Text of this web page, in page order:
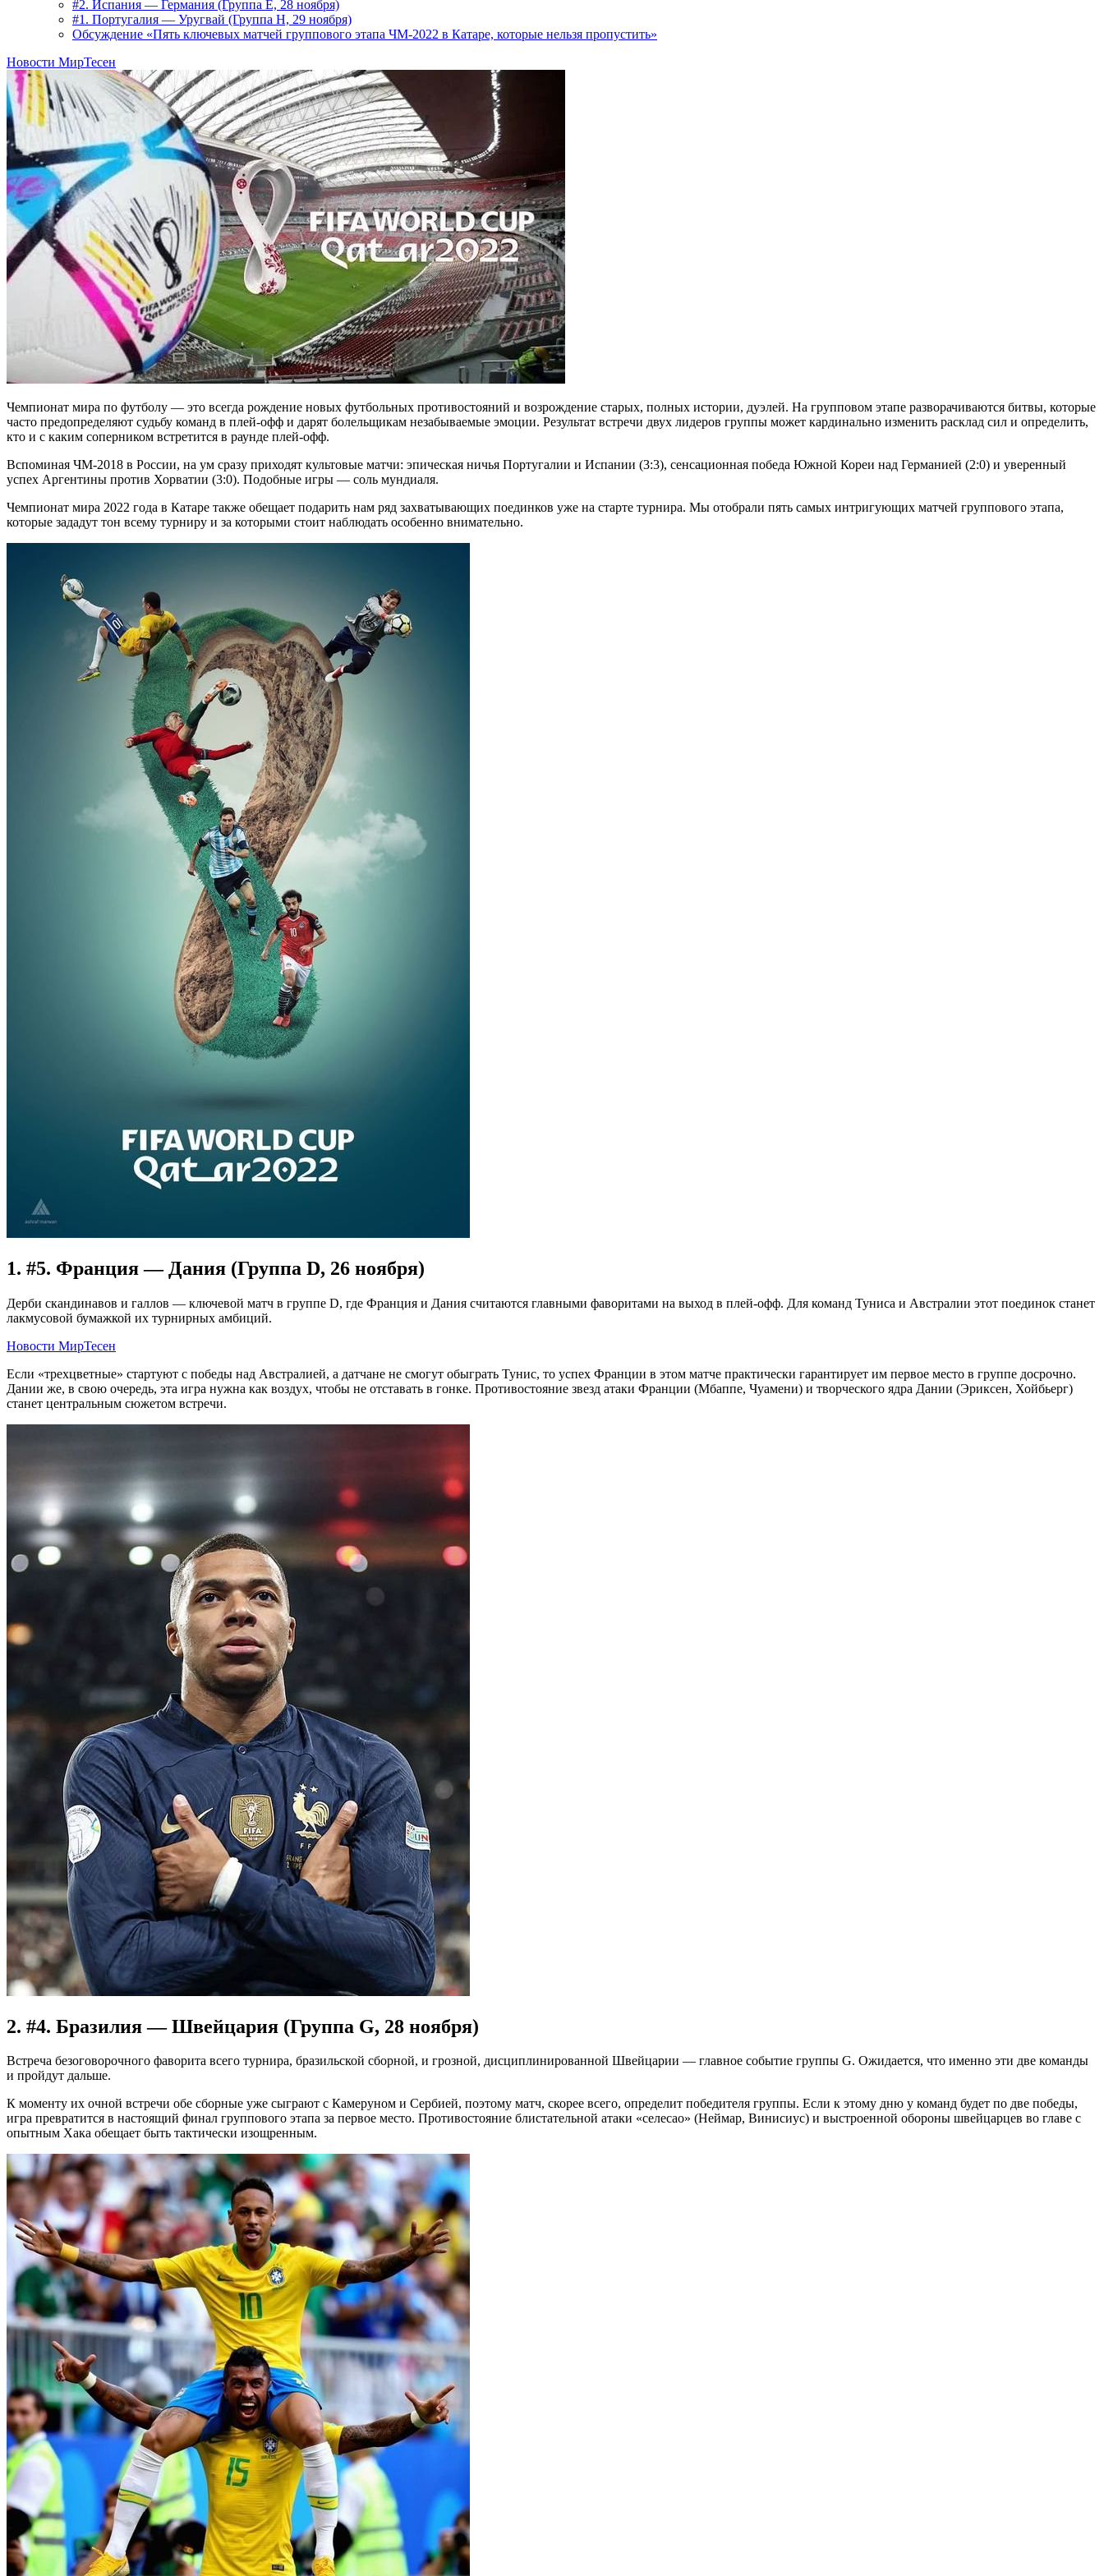
#2. Испания — Германия (Группа E, 28 ноября)
#1. Португалия — Уругвай (Группа H, 29 ноября)
Обсуждение «Пять ключевых матчей группового этапа ЧМ-2022 в Катаре, которые нельзя пропустить»
Новости МирТесен
Чемпионат мира по футболу — это всегда рождение новых футбольных противостояний и возрождение старых, полных истории, дуэлей. На групповом этапе разворачиваются битвы, которые
часто предопределяют судьбу команд в плей-офф и дарят болельщикам незабываемые эмоции. Результат встречи двух лидеров группы может кардинально изменить расклад сил и определить,
кто и с каким соперником встретится в раунде плей-офф.
Вспоминая ЧМ-2018 в России, на ум сразу приходят культовые матчи: эпическая ничья Португалии и Испании (3:3), сенсационная победа Южной Кореи над Германией (2:0) и уверенный
успех Аргентины против Хорватии (3:0). Подобные игры — соль мундиаля.
Чемпионат мира 2022 года в Катаре также обещает подарить нам ряд захватывающих поединков уже на старте турнира. Мы отобрали пять самых интригующих матчей группового этапа,
которые зададут тон всему турниру и за которыми стоит наблюдать особенно внимательно.
1. #5. Франция — Дания (Группа D, 26 ноября)
Дерби скандинавов и галлов — ключевой матч в группе D, где Франция и Дания считаются главными фаворитами на выход в плей-офф. Для команд Туниса и Австралии этот поединок станет
лакмусовой бумажкой их турнирных амбиций.
Новости МирТесен
Если «трехцветные» стартуют с победы над Австралией, а датчане не смогут обыграть Тунис, то успех Франции в этом матче практически гарантирует им первое место в группе досрочно.
Дании же, в свою очередь, эта игра нужна как воздух, чтобы не отставать в гонке. Противостояние звезд атаки Франции (Мбаппе, Чуамени) и творческого ядра Дании (Эриксен, Хойбьерг)
станет центральным сюжетом встречи.
2. #4. Бразилия — Швейцария (Группа G, 28 ноября)
Встреча безоговорочного фаворита всего турнира, бразильской сборной, и грозной, дисциплинированной Швейцарии — главное событие группы G. Ожидается, что именно эти две команды
и пройдут дальше.
К моменту их очной встречи обе сборные уже сыграют с Камеруном и Сербией, поэтому матч, скорее всего, определит победителя группы. Если к этому дню у команд будет по две победы,
игра превратится в настоящий финал группового этапа за первое место. Противостояние блистательной атаки «селесао» (Неймар, Винисиус) и выстроенной обороны швейцарцев во главе с
опытным Хака обещает быть тактически изощренным.